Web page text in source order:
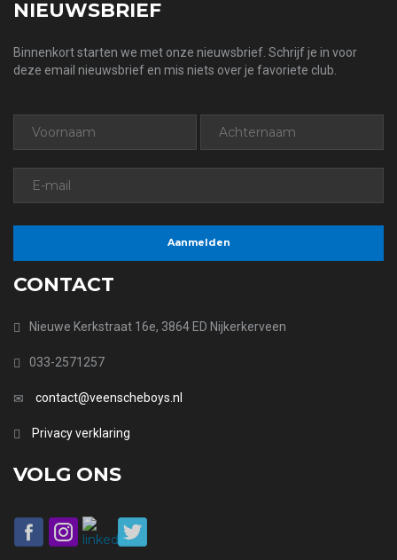
NIEUWSBRIEF
Binnenkort starten we met onze nieuwsbrief. Schrijf je in voor
deze email nieuwsbrief en mis niets over je favoriete club.
CONTACT
Nieuwe Kerkstraat 16e, 3864 ED Nijkerkerveen
033-2571257
contact@veenscheboys.nl
Privacy verklaring
VOLG ONS